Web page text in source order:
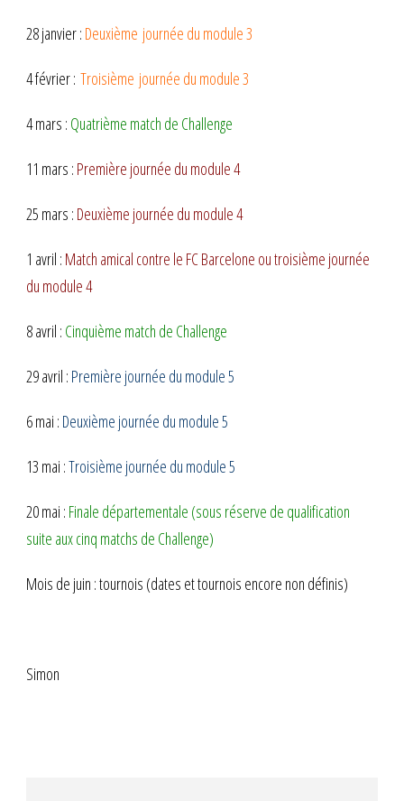
28 janvier : Deuxième journée du module 3
4 février : Troisième journée du module 3
4 mars : Quatrième match de Challenge
11 mars : Première journée du module 4
25 mars : Deuxième journée du module 4
1 avril : Match amical contre le FC Barcelone ou troisième journée
du module 4
8 avril : Cinquième match de Challenge
29 avril : Première journée du module 5
6 mai : Deuxième journée du module 5
13 mai :Troisième journée du module 5
20 mai : Finale départementale (sous réserve de qualification
suite aux cinq matchs de Challenge)
Mois de juin : tournois (dates et tournois encore non définis)
Simon